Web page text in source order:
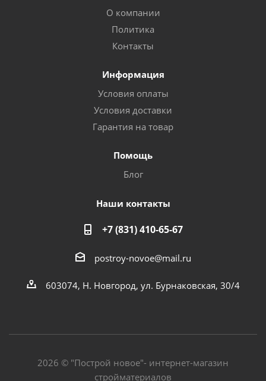
О компании
Политика
Контакты
Информация
Условия оплаты
Условия доставки
Гарантия на товар
Помощь
Блог
Наши контакты
+7 (831) 410-65-67
postroy-novoe@mail.ru
603074, Н. Новгород, ул. Бурнаковская, 30/4
2026 © "Построй новое"- интернет-магазин
стройматериалов